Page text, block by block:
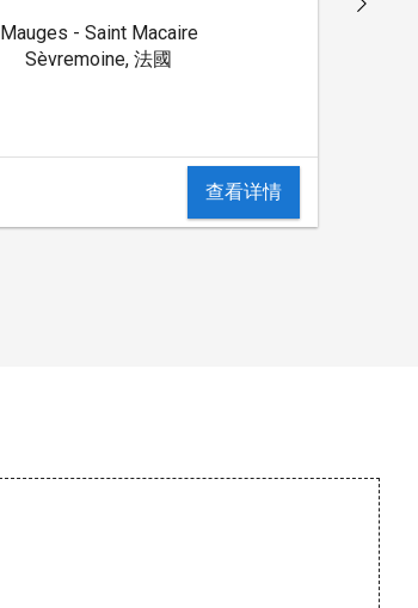
Mauges - Saint Macaire
Sèvremoine, 法國
查看详情